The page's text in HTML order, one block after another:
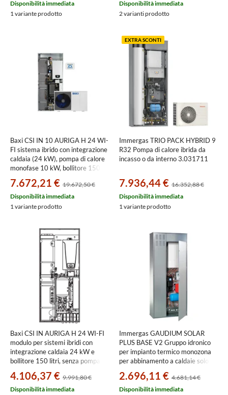
Disponibilità immediata
1 variante prodotto
Disponibilità immediata
2 varianti prodotto
Baxi CSI IN 10 AURIGA H 24 WI-
FI sistema ibrido con integrazione
caldaia (24 kW), pompa di calore
monofase 10 kW, bollitore 150
remoto A7818002+A7794573
7.672,21 € 19.672,50 €
Disponibilità immediata
1 variante prodotto
EXTRA SCONTI
Immergas TRIO PACK HYBRID 9
R32 Pompa di calore ibrida da
incasso o da interno 3.031711
7.936,44 € 16.352,88 €
Disponibilità immediata
1 variante prodotto
Baxi CSI IN AURIGA H 24 WI-FI
modulo per sistemi ibridi con
integrazione caldaia 24 kW e
bollitore 150 litri, senza pompa di
4.106,37 € 9.991,80 €
Disponibilità immediata
Immergas GAUDIUM SOLAR
PLUS BASE V2 Gruppo idronico
per impianto termico monozona
per abbinamento a caldaie solo
2.696,11 € 4.681,14 €
Disponibilità immediata